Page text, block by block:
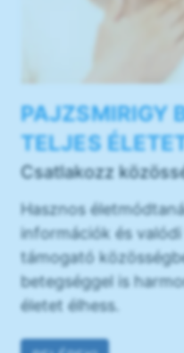
PAJZSMIRIGY
TELJES
Csatlakozz
Hasznos
információk és
támogató
betegséggel is
életet élhess.